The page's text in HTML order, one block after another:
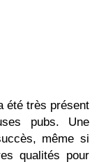
été très présent
pubs. Une
même si
qualités pour